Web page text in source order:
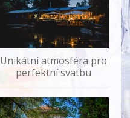
Unikátní atmosféra pro
perfektní svatbu